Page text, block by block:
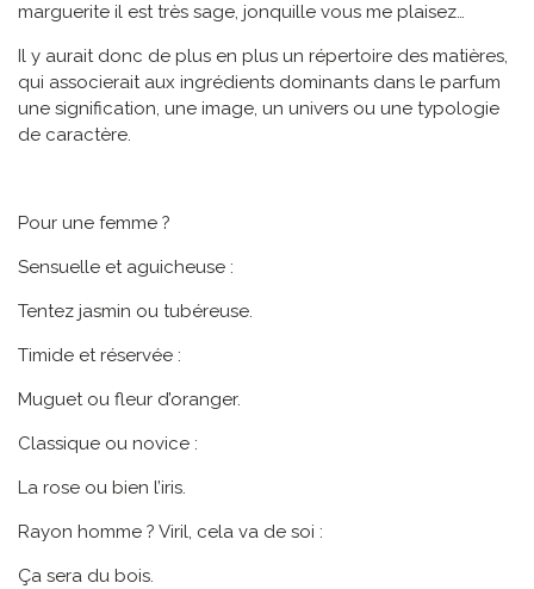
marguerite il est très sage, jonquille vous me plaisez…
Il y aurait donc de plus en plus un répertoire des matières,
qui associerait aux ingrédients dominants dans le parfum
une signification, une image, un univers ou une typologie
de caractère.
Pour une femme ?
Sensuelle et aguicheuse :
Tentez jasmin ou tubéreuse.
Timide et réservée :
Muguet ou fleur d’oranger.
Classique ou novice :
La rose ou bien l’iris.
Rayon homme ? Viril, cela va de soi :
Ça sera du bois.